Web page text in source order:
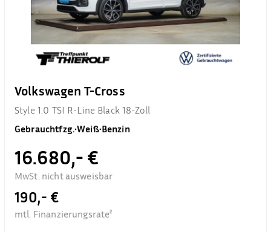
Volkswagen T-Cross
Style 1.0 TSI R-Line Black 18-Zoll
Gebrauchtfzg.•Weiß•Benzin
16.680,- €
MwSt. nicht ausweisbar
190,- €
mtl. Finanzierungsrate²